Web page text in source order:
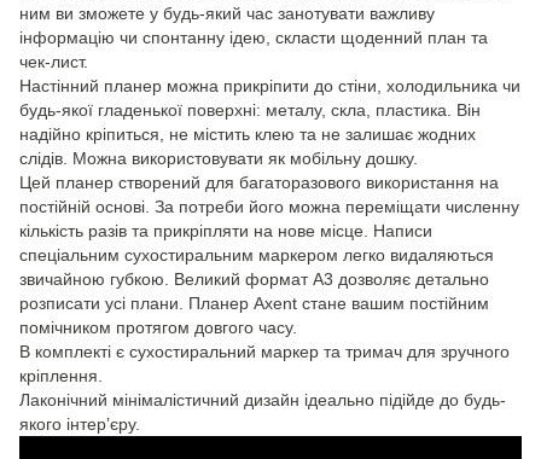
ним ви зможете у будь-який час занотувати важливу
інформацію чи спонтанну ідею, скласти щоденний план та
чек-лист.
Настінний планер можна прикріпити до стіни, холодильника чи
будь-якої гладенької поверхні: металу, скла, пластика. Він
надійно кріпиться, не містить клею та не залишає жодних
слідів. Можна використовувати як мобільну дошку.
Цей планер створений для багаторазового використання на
постійній основі. За потреби його можна переміщати численну
кількість разів та прикріпляти на нове місце. Написи
спеціальним сухостиральним маркером легко видаляються
звичайною губкою. Великий формат А3 дозволяє детально
розписати усі плани. Планер Axent стане вашим постійним
помічником протягом довгого часу.
В комплекті є сухостиральний маркер та тримач для зручного
кріплення.
Лаконічний мінімалістичний дизайн ідеально підійде до будь-
якого інтер’єру.